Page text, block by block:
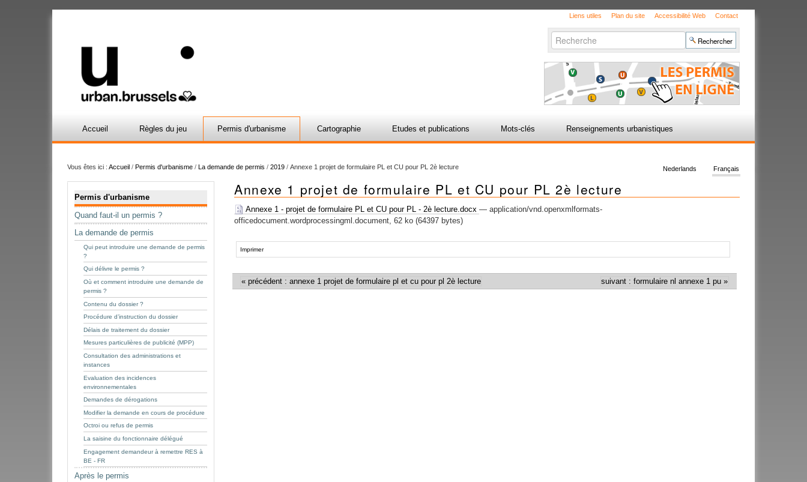
Liens utiles Plan du site Accessibilité Web Contact
Chercher par
avancée…
Accueil Règles du jeu Permis d'urbanisme Cartographie Etudes et publications Mots-clés Renseignements urbanistiques
Vous êtes ici : Accueil / Permis d'urbanisme / La demande de permis / 2019 / Annexe 1 projet de formulaire PL et CU pour PL 2è lecture Français
Nederlands
Permis d'urbanisme
Quand faut-il un permis ?
La demande de permis
Qui peut introduire une demande de permis
?
Qui délivre le permis ?
Où et comment introduire une demande de
permis ?
Contenu du dossier ?
Procédure d’instruction du dossier
Délais de traitement du dossier
Mesures particulières de publicité (MPP)
Consultation des administrations et
instances
Evaluation des incidences
environnementales
Demandes de dérogations
Modifier la demande en cours de procédure
Octroi ou refus de permis
La saisine du fonctionnaire délégué
Engagement demandeur à remettre RES à
BE - FR
Après le permis
Annexe 1 projet de formulaire PL et CU pour PL 2è lecture
Annexe 1 - projet de formulaire PL et CU pour PL - 2è lecture.docx— application/vnd.openxmlformats-
officedocument.wordprocessingml.document, 62 ko (64397 bytes)
sur
document
Imprimer
« précédent : annexe 1 projet de formulaire pl et cu pour pl 2è lecture suivant : formulaire nl annexe 1 pu »